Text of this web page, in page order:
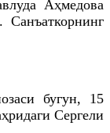
Аҳмедова
бугун, 15
Сергели